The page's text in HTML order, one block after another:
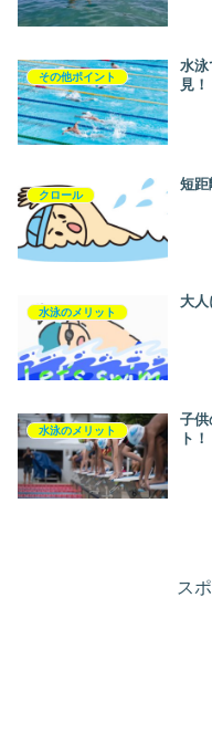
その他ポイント
水泳
見！
クロール
短距
水泳のメリット
大人
水泳のメリット
子供
ト！
ス